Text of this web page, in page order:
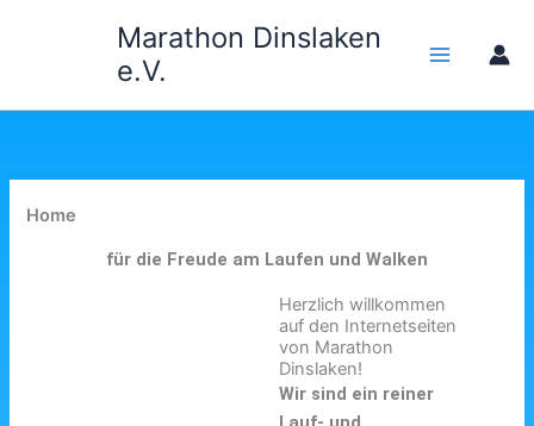
Marathon Dinslaken
e.V.
Home
für die Freude am Laufen und Walken
Herzlich willkommen
auf den Internetseiten
von Marathon
Dinslaken!
Wir sind ein reiner